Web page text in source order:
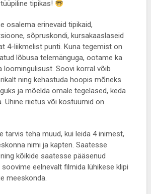
tipikas!
osalema erinevaid tipikaid,
sõpruskondi, kursakaaslaseid
4-liikmelist punti. Kuna tegemist on
lõbusa telemänguga, ootame ka
loomingulisust. Soovi korral võib
ning kehastuda hoopis mõneks
ja mõelda omale tegelased, keda
Ühine riietus või kostüümid on
tarvis teha muud, kui leida 4 inimest,
nimi ja kapten. Saatesse
kõikide saatesse pääsenud
eelnevalt filmida lühikese klipi
meeskonda.